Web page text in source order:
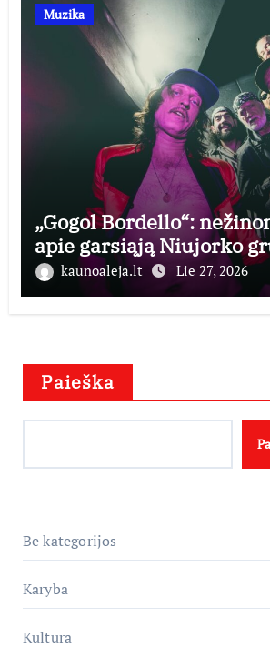
Muzika
„Gogol Bordello“:
apie garsiąją Niujorko
kaunoaleja.lt Lie 27, 2026
Paieška
Be kategorijos
Karyba
Kultūra